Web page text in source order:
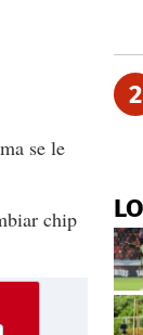
se le
chip
2